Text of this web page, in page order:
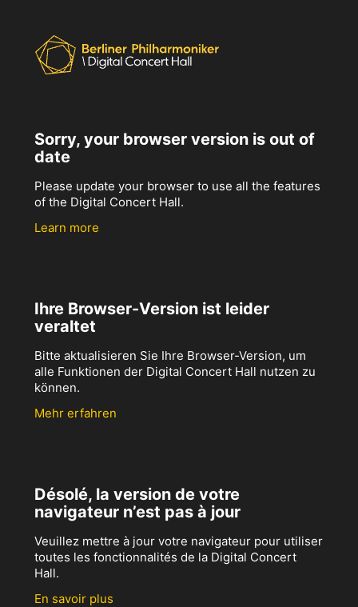
Sorry, your browser version is out of
date
Please update your browser to use all the features
of the Digital Concert Hall.
Learn more
Ihre Browser-Version ist leider
veraltet
Bitte aktualisieren Sie Ihre Browser-Version, um
alle Funktionen der Digital Concert Hall nutzen zu
können.
Mehr erfahren
Désolé, la version de votre
navigateur n’est pas à jour
Veuillez mettre à jour votre navigateur pour utiliser
toutes les fonctionnalités de la Digital Concert
Hall.
En savoir plus